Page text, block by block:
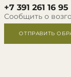
+7 391 261 16 95
Сообщить о
ОТПРАВИТЬ